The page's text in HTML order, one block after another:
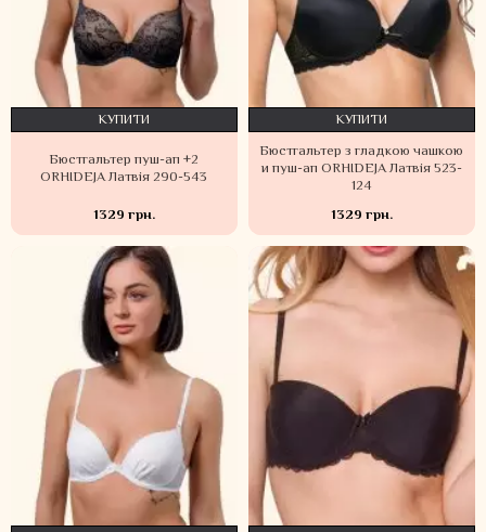
Бюстгальтер пуш-ап +2
ORHIDEJA Латвія 290-543
1329 грн.
КУПИТИ
Бюстгальтер з гладкою чашкою
и пуш-ап ORHIDEJA Латвія 523-
124
1329 грн.
КУПИТИ